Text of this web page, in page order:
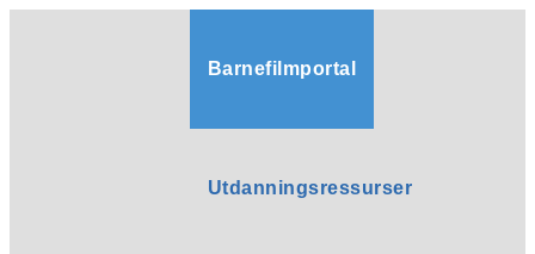
Barnefilmportal
Utdanningsressurser